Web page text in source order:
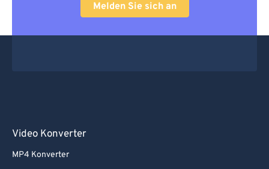
Melden Sie sich an
Video Konverter
MP4 Konverter